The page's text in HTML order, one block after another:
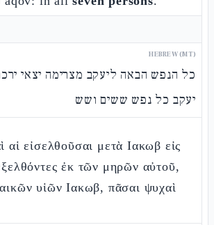
HEBREW (MT)
כל הנפש הבאה ליעקב מצרימה יצאי
יעקב כל נפש ששים ושש
αἱ εἰσελθοῦσαι μετὰ Ιακωβ εἰς
ἐκ τῶν μηρῶν αὐτοῦ,
υἱῶν Ιακωβ, πᾶσαι ψυχαὶ